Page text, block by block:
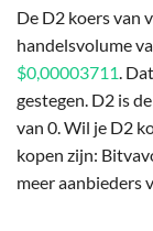
De D2 koers van
handelsvolume
$0,00003711.
gestegen. D2 is
van 0. Wil je D2
kopen zijn:
meer aanbieders